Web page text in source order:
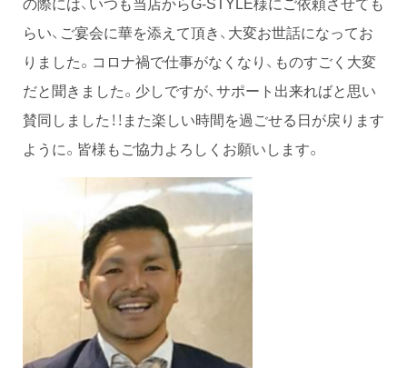
らい、ご宴会に華を添えて頂き、大変お世話になってお
りました。コロナ禍で仕事がなくなり、ものすごく大変
だと聞きました。少しですが、サポート出来ればと思い
賛同しました！！また楽しい時間を過ごせる日が戻ります
ように。皆様もご協力よろしくお願いします。